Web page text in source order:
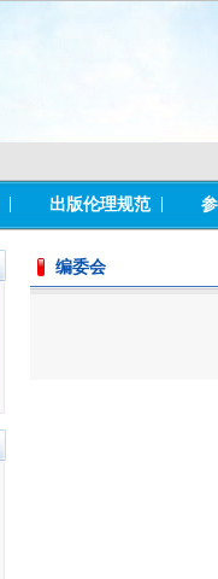
出版伦理规范
编委会